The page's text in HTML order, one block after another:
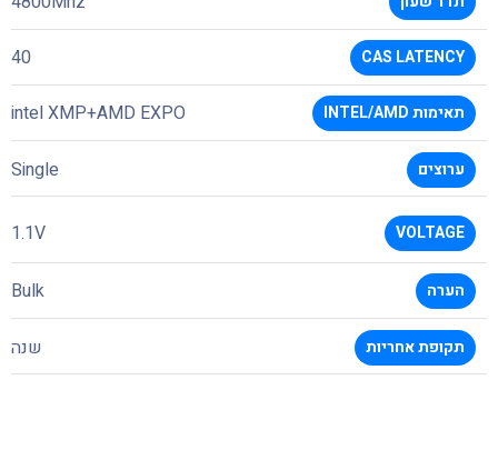
CAS LATENCY
40
תאימות INTEL/AMD intel XMP+AMD EXPO
ערוצים Single
VOLTAGE
1.1V
הערה Bulk
תקופת אחריות שנה